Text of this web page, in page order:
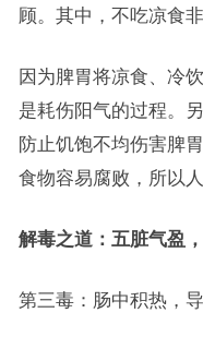
顾。其中，不吃凉食非
因为脾胃将凉食、冷
是耗伤阳气的过程。
防止饥饱不均伤害脾
食物容易腐败，所以
解毒之道：五脏气盈，
第三毒：肠中积热，